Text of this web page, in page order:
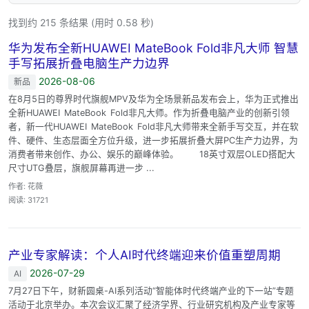
找到约 215 条结果 (用时 0.58 秒)
华为发布全新HUAWEI MateBook Fold非凡大师 智慧
手写拓展折叠电脑生产力边界
新品 2026-08-06
在8月5日的尊界时代旗舰MPV及华为全场景新品发布会上，华为正式推出
全新HUAWEI MateBook Fold非凡大师。作为折叠电脑产业的创新引领
者，新一代HUAWEI MateBook Fold非凡大师带来全新手写交互，并在软
件、硬件、生态层面全方位升级，进一步拓展折叠大屏PC生产力边界，为
消费者带来创作、办公、娱乐的巅峰体验。 18英寸双层OLED搭配大
尺寸UTG叠层，旗舰屏幕再进一步 ...
作者: 花薇
阅读: 31721
产业专家解读：个人AI时代终端迎来价值重塑周期
AI 2026-07-29
7月27日下午，财新圆桌-AI系列活动“智能体时代终端产业的下一站”专题
活动于北京举办。本次会议汇聚了经济学界、行业研究机构及产业专家等